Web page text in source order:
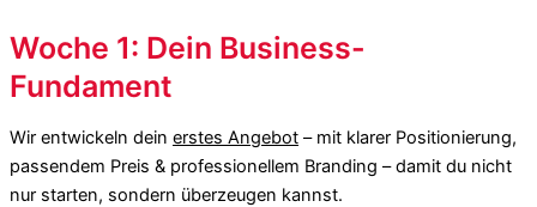
Woche 1: Dein Business-
Fundament
Wir entwickeln dein erstes Angebot – mit klarer Positionierung,
passendem Preis & professionellem Branding – damit du nicht
nur starten, sondern überzeugen kannst.